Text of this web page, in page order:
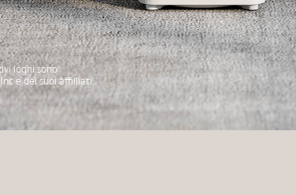
loghi sono
e dei suoi affilliati.